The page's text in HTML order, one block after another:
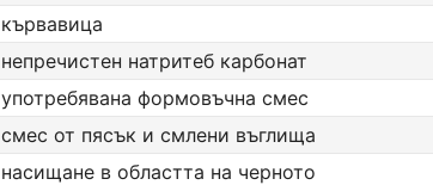
кървавица
непречистен натритеб карбонат
употребявана формовъчна смес
смес от пясък и смлени въглища
насищане в областта на черното